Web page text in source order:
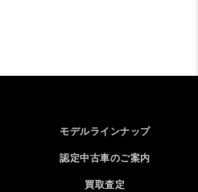
モデルラインナップ
認定中古車のご案内
買取査定